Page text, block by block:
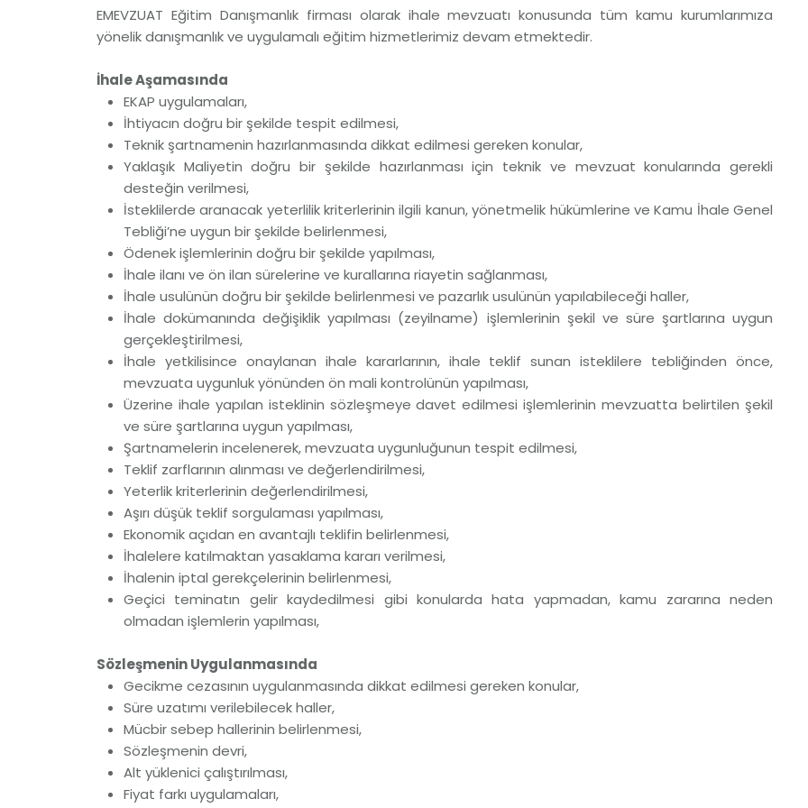
EMEVZUAT Eğitim Danışmanlık firması olarak ihale mevzuatı konusunda tüm kamu kurumlarımıza
yönelik danışmanlık ve uygulamalı eğitim hizmetlerimiz devam etmektedir.
İhale Aşamasında
EKAP uygulamaları,
İhtiyacın doğru bir şekilde tespit edilmesi,
Teknik şartnamenin hazırlanmasında dikkat edilmesi gereken konular,
Yaklaşık Maliyetin doğru bir şekilde hazırlanması için teknik ve mevzuat konularında gerekli
desteğin verilmesi,
İsteklilerde aranacak yeterlilik kriterlerinin ilgili kanun, yönetmelik hükümlerine ve Kamu İhale Genel
Tebliği’ne uygun bir şekilde belirlenmesi,
Ödenek işlemlerinin doğru bir şekilde yapılması,
İhale ilanı ve ön ilan sürelerine ve kurallarına riayetin sağlanması,
İhale usulünün doğru bir şekilde belirlenmesi ve pazarlık usulünün yapılabileceği haller,
İhale dokümanında değişiklik yapılması (zeyilname) işlemlerinin şekil ve süre şartlarına uygun
gerçekleştirilmesi,
İhale yetkilisince onaylanan ihale kararlarının, ihale teklif sunan isteklilere tebliğinden önce,
mevzuata uygunluk yönünden ön mali kontrolünün yapılması,
Üzerine ihale yapılan isteklinin sözleşmeye davet edilmesi işlemlerinin mevzuatta belirtilen şekil
ve süre şartlarına uygun yapılması,
Şartnamelerin incelenerek, mevzuata uygunluğunun tespit edilmesi,
Teklif zarflarının alınması ve değerlendirilmesi,
Yeterlik kriterlerinin değerlendirilmesi,
Aşırı düşük teklif sorgulaması yapılması,
Ekonomik açıdan en avantajlı teklifin belirlenmesi,
İhalelere katılmaktan yasaklama kararı verilmesi,
İhalenin iptal gerekçelerinin belirlenmesi,
Geçici teminatın gelir kaydedilmesi gibi konularda hata yapmadan, kamu zararına neden
olmadan işlemlerin yapılması,
Sözleşmenin Uygulanmasında
Gecikme cezasının uygulanmasında dikkat edilmesi gereken konular,
Süre uzatımı verilebilecek haller,
Mücbir sebep hallerinin belirlenmesi,
Sözleşmenin devri,
Alt yüklenici çalıştırılması,
Fiyat farkı uygulamaları,